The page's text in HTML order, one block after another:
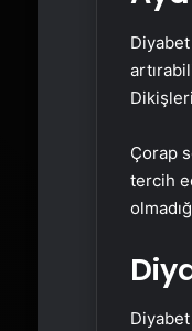
Çorap
tercih